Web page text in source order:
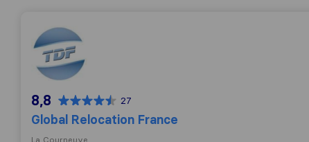
Global Relocation France
8,8 27
Global Relocation France
La Courneuve